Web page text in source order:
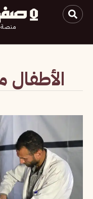
منصة
الأطفال